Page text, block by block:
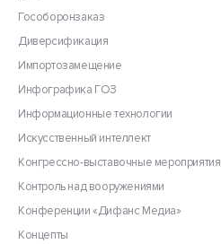
Гособоронзаказ
Диверсификация
Импортозамещение
Инфографика ГОЗ
Информационные технологии
Искусственный интеллект
Конгрессно-выставочные мероприятия
Контроль над вооружениями
Конференции «Дифанс Медиа»
Концепты